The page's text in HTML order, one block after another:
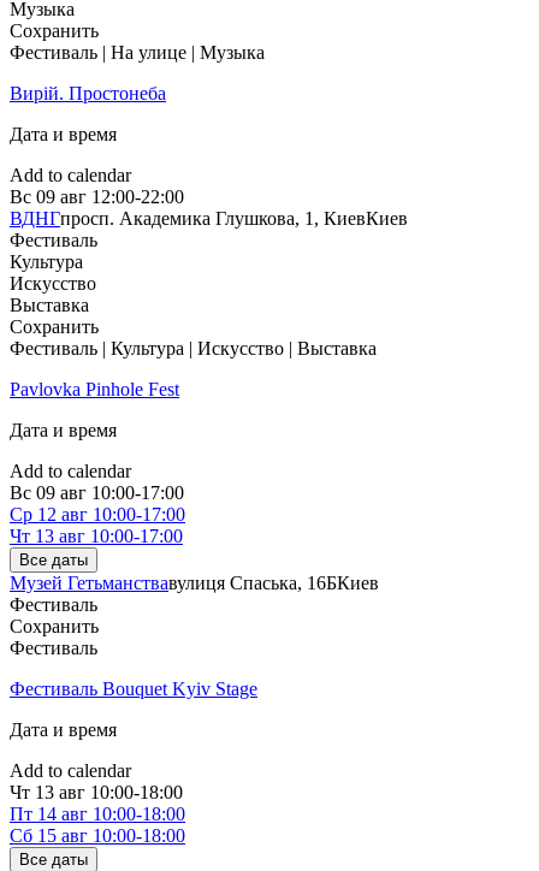
Музыка
Сохранить
Фестиваль | На улице | Музыка
Вирій. Простонеба
Дата и время
Add to calendar
Вс 09 авг 12:00-22:00
ВДНГпросп. Академика Глушкова, 1, КиевКиев
Фестиваль
Культура
Искусство
Выставка
Сохранить
Фестиваль | Культура | Искусство | Выставка
Pavlovka Pinhole Fest
Дата и время
Add to calendar
Вс 09 авг 10:00-17:00
Ср 12 авг 10:00-17:00
Чт 13 авг 10:00-17:00
Все даты
Музей Гетьманствавулиця Спаська, 16БКиев
Фестиваль
Сохранить
Фестиваль
Фестиваль Bouquet Kyiv Stage
Дата и время
Add to calendar
Чт 13 авг 10:00-18:00
Пт 14 авг 10:00-18:00
Сб 15 авг 10:00-18:00
Все даты